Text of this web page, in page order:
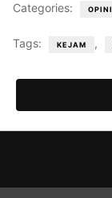
Categories: OPINI
Tags: KEJAM ,